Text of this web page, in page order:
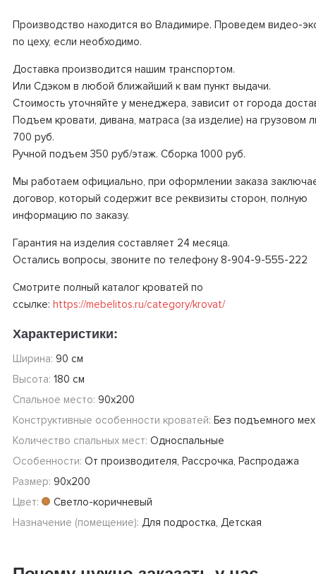
Производство находится во Владимире. Проведем видео-
по цеху, если необходимо.
Доставка производится нашим транспортом.
Или Сдэком в любой ближайший к вам пункт выдачи.
Стоимость уточняйте у менеджера, зависит от города
Подъем кровати, дивана, матраса (за изделие) на грузовом
700 руб.
Ручной подъем 350 руб/этаж. Сборка 1000 руб.
Мы работаем официально, при оформлении заказа
договор, который содержит все реквизиты сторон, полную
информацию по заказу.
Гарантия на изделия составляет 24 месяца.
Остались вопросы, звоните по телефону 8-904-9-555-222
Смотрите полный каталог кроватей по
ссылке:https://mebelitos.ru/category/krovat/
Характеристики:
Ширина:90 см
Высота:180 см
Спальное место:90х200
Конструктивные особенности кроватей:Без подъемного
Количество спальных мест:Односпальные
Особенности:От производителя, Рассрочка, Распродажа
Размер:90х200
Цвет:
Светло-коричневый
Назначение (помещение):Для подростка, Детская